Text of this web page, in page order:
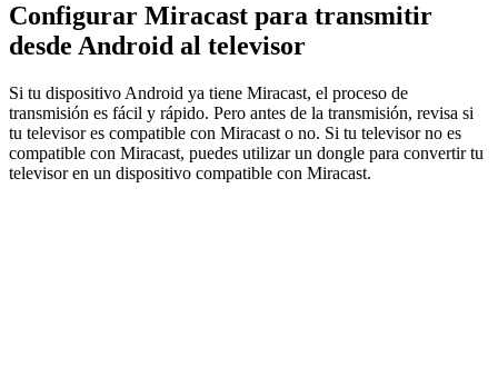
Configurar Miracast para transmitir
desde Android al televisor
Si tu dispositivo Android ya tiene Miracast, el proceso de
transmisión es fácil y rápido. Pero antes de la transmisión, revisa si
tu televisor es compatible con Miracast o no. Si tu televisor no es
compatible con Miracast, puedes utilizar un dongle para convertir tu
televisor en un dispositivo compatible con Miracast.